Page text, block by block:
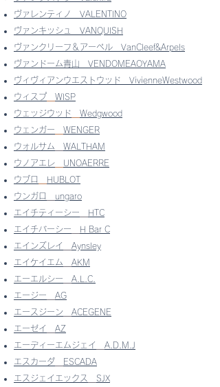
ヴァレンティノ
VALENTINO
ヴァンキッシュ
VANQUISH
ヴァンクリーフ＆アーペル
VanCleef&Arpels
ヴァンドーム青山
VENDOMEAOYAMA
ヴィヴィアンウエストウッド
VivienneWestwood
ウィスプ
WISP
ウェッジウッド
Wedgwood
ウェンガー
WENGER
ウォルサム
WALTHAM
ウノアエレ
UNOAERRE
ウブロ
HUBLOT
ウンガロ
ungaro
エイチティーシー
HTC
エイチバーシー
H Bar C
エインズレイ
Aynsley
エイケイエム
AKM
エーエルシー
A.L.C.
エージー
AG
エースジーン
ACEGENE
エーゼイ
AZ
エーディーエムジェイ
A.D.M.J
エスカーダ
ESCADA
エスジェイエックス
SJX